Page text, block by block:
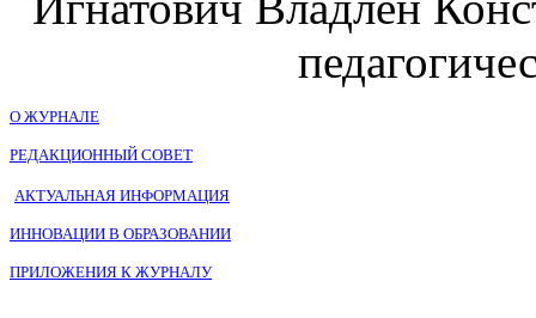
О ЖУРНАЛЕ
РЕДАКЦИОННЫЙ СОВЕТ
АКТУАЛЬНАЯ ИНФОРМАЦИЯ
ИННОВАЦИИ В ОБРАЗОВАНИИ
ПРИЛОЖЕНИЯ К ЖУРНАЛУ